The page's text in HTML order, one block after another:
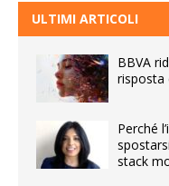
ULTIMI ARTICOLI
BBVA
risposta
Perché
stack